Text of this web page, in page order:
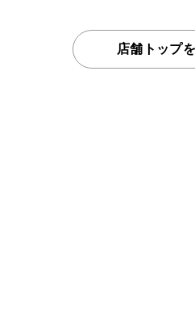
店舗トップ